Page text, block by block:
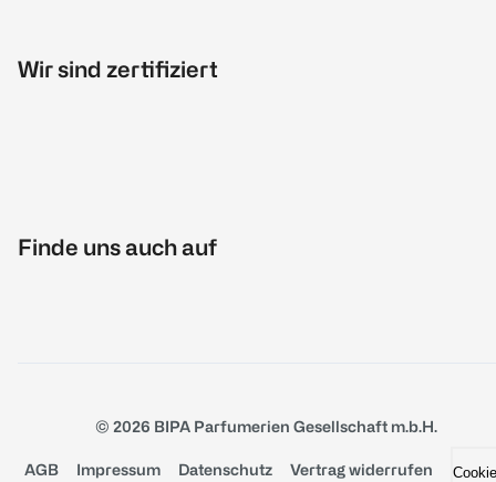
Wir sind zertifiziert
Finde uns auch auf
© 2026 BIPA Parfumerien Gesellschaft m.b.H.
AGB Impressum Datenschutz Vertrag widerrufen